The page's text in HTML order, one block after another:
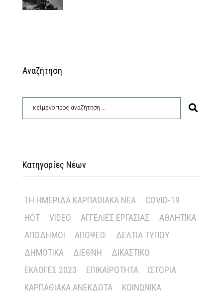
Αναζήτηση
Κατηγορίες Νέων
1Η ΗΜΕΡΊΔΑ ΚΑΡΠΑΘΙΑΚΆ ΝΈΑ
COVID-19
HOT
VIDEO ΑΓΓΕΛΊΕΣ ΕΡΓΑΣΊΑΣ
ΑΘΛΗΤΙΚΆ
ΑΠΌΔΗΜΟΙ
ΑΠΌΨΕΙΣ
ΔΕΛΤΊΑ ΤΎΠΟΥ
ΔΗΜΟΤΙΚΆ
ΔΙΕΘΝΉ
ΔΙΚΑΣΤΙΚΌ
ΕΚΛΟΓΈΣ 2023
ΕΠΙΚΑΙΡΌΤΗΤΑ
ΙΣΤΟΡΊΑ
ΚΑΡΠΑΘΙΑΚΆ ΑΝΈΚΔΟΤΑ
ΚΟΙΝΩΝΙΚΆ